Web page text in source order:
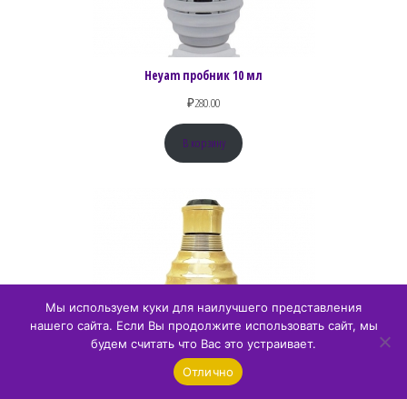
Heyam пробник 10 мл
₽280.00
В корзину
Мы используем куки для наилучшего представления
нашего сайта. Если Вы продолжите использовать сайт, мы
будем считать что Вас это устраивает.
Отлично